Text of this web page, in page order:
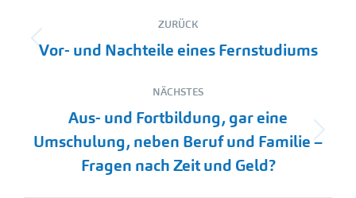
Kommentarnavigation
ZURÜCK
Vorheriger
Vor- und Nachteile eines Fernstudiums
NÄCHSTES
Nächster
Beitrag:
Aus- und Fortbildung, gar eine
Umschulung, neben Beruf und Familie –
Fragen nach Zeit und Geld?